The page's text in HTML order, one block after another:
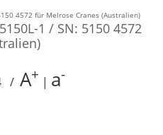
1 / SN: 5150 4572
/ A+ | a-